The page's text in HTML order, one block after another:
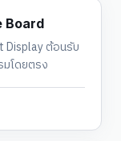
Board
Display ต้อนรับ
มโดยตรง